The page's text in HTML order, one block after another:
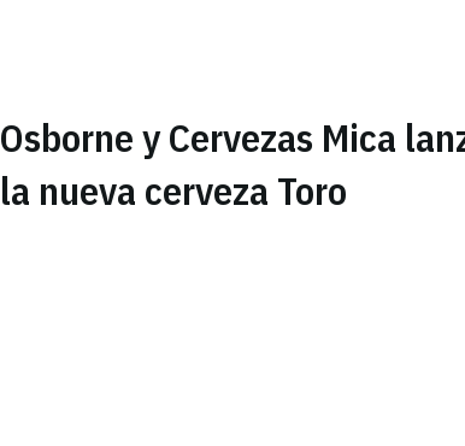
Osborne y Cervezas Mica
la nueva cerveza Toro